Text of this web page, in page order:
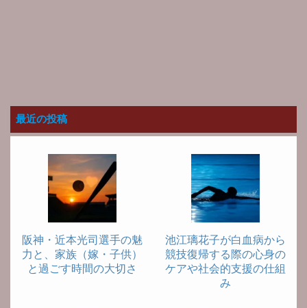
最近の投稿
阪神・近本光司選手の魅
力と、家族（嫁・子供）
と過ごす時間の大切さ
池江璃花子が白血病から
競技復帰する際の心身の
ケアや社会的支援の仕組
み